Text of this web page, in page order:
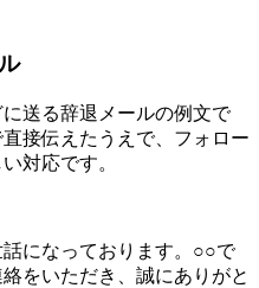
送る辞退メールの例文で
接伝えたうえで、フォロー
対応です。
になっております。○○で
をいただき、誠にありがと